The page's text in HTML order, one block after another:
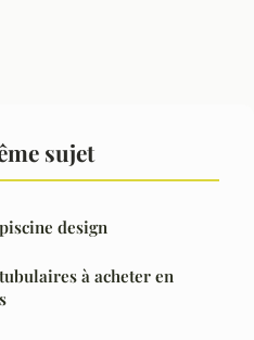
sujet
design
à acheter en